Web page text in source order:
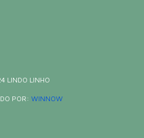
LINDO LINHO
POR: WINNOW